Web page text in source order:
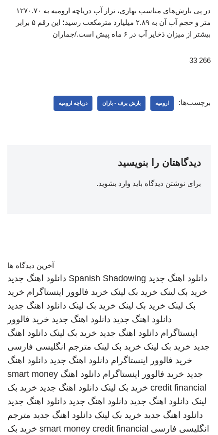
در پی بارش‌های مناسب بهاری،‌ تراز آب دریاچه ارومیه به ۱۲۷۰.۷۰
متر و حجم آب آن به ۲.۸۹ میلیارد مترمکعب رسید؛ این رقم ۵ برابر
بیشتر از میزان ذخایر آب در ۶ ماه پیش است./جماران
266 33
برچسب‌ها: ارومیه بارش برف - باران دریاچه ارومیه
دیدگاهتان را بنویسید
برای نوشتن دیدگاه باید وارد بشوید.
آخرین دیدگاه ها
دانلود اهنگ جدید Spanish Shadowing دانلود اهنگ جدید
خرید بک لینک خرید بک لینک خرید فالوور اینستاگرام خرید
بک لینک خرید بک لینک خرید بک لینک دانلود اهنگ جدید
دانلود اهنگ جدید دانلود اهنگ جدید خرید فالوور
اینستاگرام دانلود اهنگ جدید خرید بک لینک دانلود اهنگ
جدید خرید بک لینک خرید بک لینک مترجم انگلیسی فارسی
خرید فالوور اینستاگرام دانلود اهنگ جدید دانلود اهنگ
جدید خرید فالوور اینستاگرام دانلود اهنگ smart money
credit financial خرید بک لینک دانلود اهنگ جدید خرید بک
لینک دانلود اهنگ جدید دانلود اهنگ جدید دانلود اهنگ جدید
دانلود اهنگ جدید خرید بک لینک دانلود اهنگ جدید مترجم
انگلیسی فارسی smart money credit financial خرید بک